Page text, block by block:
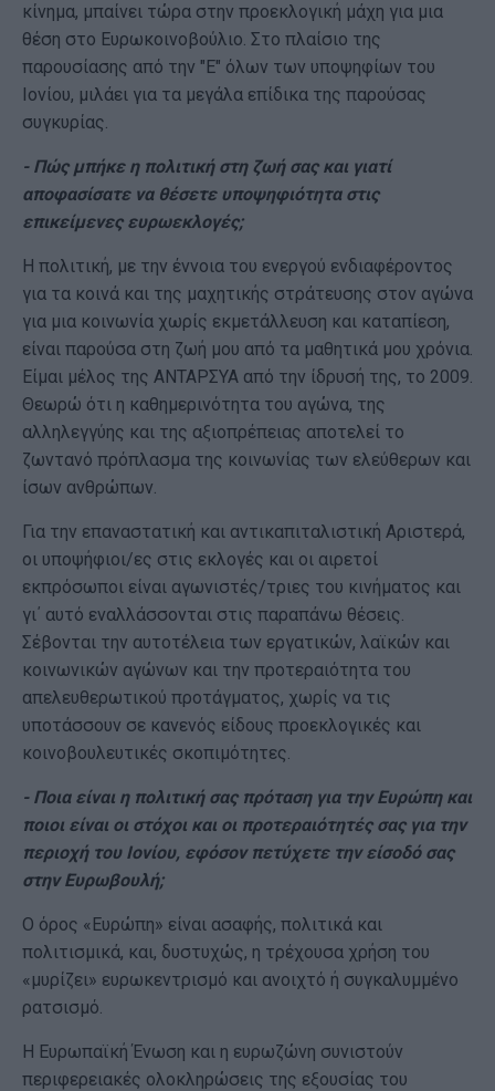
κίνημα, μπαίνει τώρα στην προεκλογική μάχη για μια
θέση στο Ευρωκοινοβούλιο. Στο πλαίσιο της
παρουσίασης από την "Ε" όλων των υποψηφίων του
Ιονίου, μιλάει για τα μεγάλα επίδικα της παρούσας
συγκυρίας.
- Πώς μπήκε η πολιτική στη ζωή σας και γιατί
αποφασίσατε να θέσετε υποψηφιότητα στις
επικείμενες ευρωεκλογές;
Η πολιτική, με την έννοια του ενεργού ενδιαφέροντος
για τα κοινά και της μαχητικής στράτευσης στον αγώνα
για μια κοινωνία χωρίς εκμετάλλευση και καταπίεση,
είναι παρούσα στη ζωή μου από τα μαθητικά μου χρόνια.
Είμαι μέλος της ΑΝΤΑΡΣΥΑ από την ίδρυσή της, το 2009.
Θεωρώ ότι η καθημερινότητα του αγώνα, της
αλληλεγγύης και της αξιοπρέπειας αποτελεί το
ζωντανό πρόπλασμα της κοινωνίας των ελεύθερων και
ίσων ανθρώπων.
Για την επαναστατική και αντικαπιταλιστική Αριστερά,
οι υποψήφιοι/ες στις εκλογές και οι αιρετοί
εκπρόσωποι είναι αγωνιστές/τριες του κινήματος και
γι΄ αυτό εναλλάσσονται στις παραπάνω θέσεις.
Σέβονται την αυτοτέλεια των εργατικών, λαϊκών και
κοινωνικών αγώνων και την προτεραιότητα του
απελευθερωτικού προτάγματος, χωρίς να τις
υποτάσσουν σε κανενός είδους προεκλογικές και
κοινοβουλευτικές σκοπιμότητες.
- Ποια είναι η πολιτική σας πρόταση για την Ευρώπη και
ποιοι είναι οι στόχοι και οι προτεραιότητές σας για την
περιοχή του Ιονίου, εφόσον πετύχετε την είσοδό σας
στην Ευρωβουλή;
Ο όρος «Ευρώπη» είναι ασαφής, πολιτικά και
πολιτισμικά, και, δυστυχώς, η τρέχουσα χρήση του
«μυρίζει» ευρωκεντρισμό και ανοιχτό ή συγκαλυμμένο
ρατσισμό.
Η Ευρωπαϊκή Ένωση και η ευρωζώνη συνιστούν
περιφερειακές ολοκληρώσεις της εξουσίας του